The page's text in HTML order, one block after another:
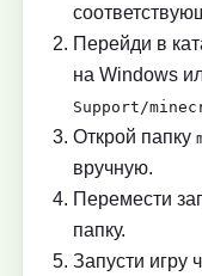
Перейди в
на Windows
Support/
Открой папку
вручную.
Перемести
папку.
Запусти игру